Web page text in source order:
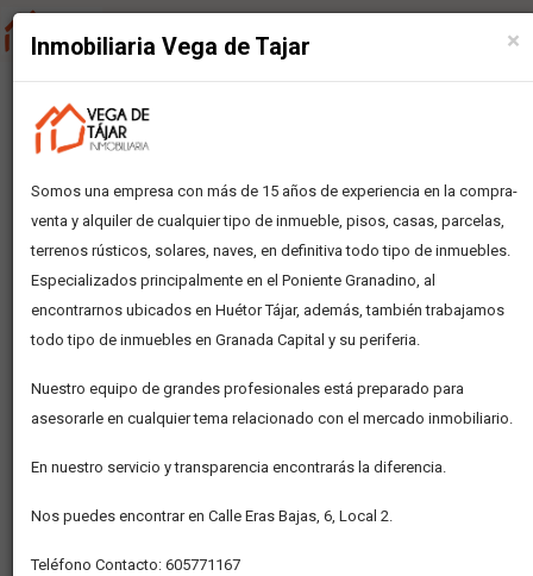
INMUEBLES EN VENTA EN HUÉTOR
TÁJAR
×
Inmobiliaria Vega de Tajar
Somos una empresa con más de 15 años de experiencia en la compra-
venta y alquiler de cualquier tipo de inmueble, pisos, casas, parcelas,
terrenos rústicos, solares, naves, en definitiva todo tipo de inmuebles.
Especializados principalmente en el Poniente Granadino, al
encontrarnos ubicados en Huétor Tájar, además, también trabajamos
todo tipo de inmuebles en Granada Capital y su periferia.
Nuestro equipo de grandes profesionales está preparado para
asesorarle en cualquier tema relacionado con el mercado inmobiliario.
En nuestro servicio y transparencia encontrarás la diferencia.
Nos puedes encontrar en Calle Eras Bajas, 6, Local 2.
Teléfono Contacto: 605771167